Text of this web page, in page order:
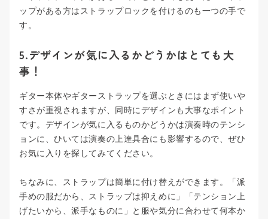
ップがある方はストラップロックを付けるのも一つの手で
す。
5.デザインが気に入るかどうかはとても大
事！
ギター本体やギターストラップを選ぶときにはまず使いや
すさが重視されますが、同時にデザインも大事なポイント
です。デザインが気に入るものかどうかは演奏時のテンシ
ョンに、ひいては演奏の上達具合にも影響するので、ぜひ
お気に入りを探してみてください。
ちなみに、ストラップは簡単に付け替えができます。「派
手めの服だから、ストラップは抑えめに」「テンション上
げたいから、派手なものに」と服や気分に合わせて何本か